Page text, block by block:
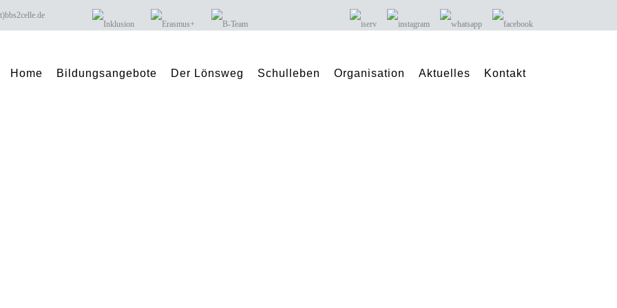
Home Bildungsangebote Der Lönsweg Schulleben Organisation Aktuelles Kontakt